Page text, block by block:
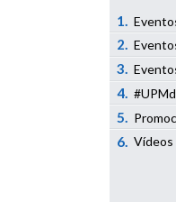
1.
2.
3.
4.
5.
6. Vídeos